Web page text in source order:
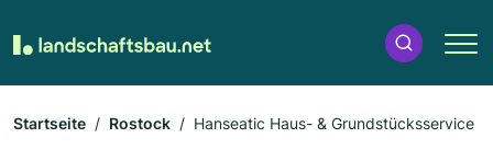
Startseite Rostock Hanseatic Haus- & Grundstücksservice